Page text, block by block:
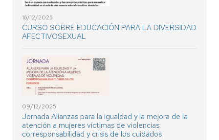
16/12/2025
CURSO SOBRE EDUCACIÓN PARA LA DIVERSIDAD
AFECTIVOSEXUAL
09/12/2025
Jornada Alianzas para la igualdad y la mejora de la
atención a mujeres víctimas de violencias:
corresponsabilidad y crisis de los cuidados